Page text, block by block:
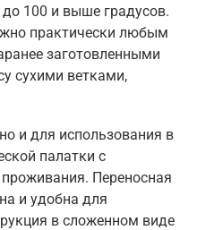
до 100 и выше градусов.
практически любым
заготовленными
сухими ветками,
и для использования в
палатки с
Переносная
и удобна для
в сложенном виде